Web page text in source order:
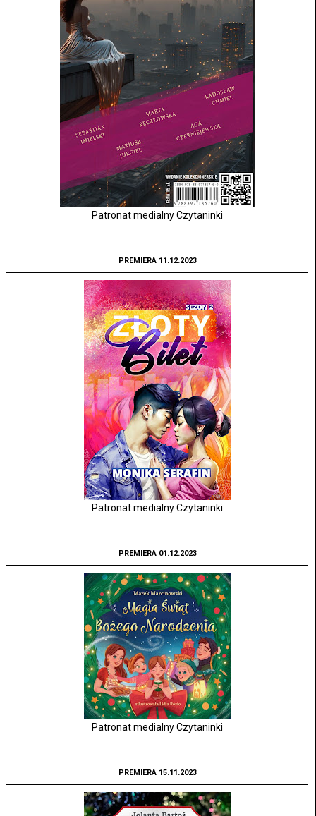
Patronat medialny Czytaninki
PREMIERA 11.12.2023
Patronat medialny Czytaninki
PREMIERA 01.12.2023
Patronat medialny Czytaninki
PREMIERA 15.11.2023